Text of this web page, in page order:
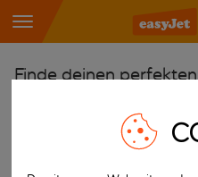
Finde deinen
Flughafen wählen